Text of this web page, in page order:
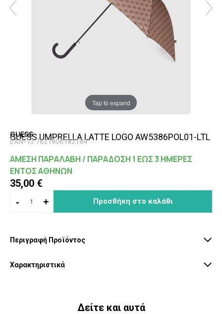
Tap to expand
GUESS
GUESS UMPRELLA LATTE LOGO AW5386POL01-LTL
EAN-13 7621806182184
ΑΜΕΣΗ ΠΑΡΑΛΑΒΗ / ΠΑΡΑΔΟΣΗ 1 ΕΩΣ 3 ΗΜΕΡΕΣ
ΕΝΤΟΣ ΑΘΗΝΩΝ
35,00 €
- + Προσθήκη στο καλάθι
Περιγραφή Προϊόντος
Χαρακτηριστικά
Δείτε και αυτά